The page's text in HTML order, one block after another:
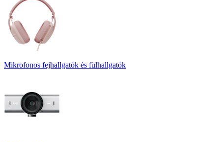
Mikrofonos fejhallgatók és fülhallgatók